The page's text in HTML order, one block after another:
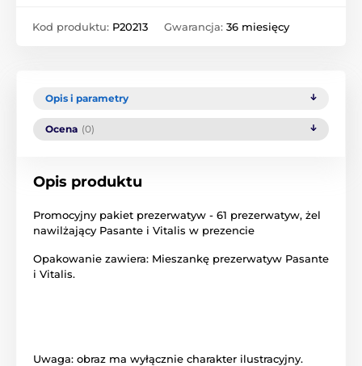
Kod produktu: P20213 Gwarancja: 36 miesięcy
Opis i parametry
Ocena (0)
Opis produktu
Promocyjny pakiet prezerwatyw - 61 prezerwatyw, żel
nawilżający Pasante i Vitalis w prezencie
Opakowanie zawiera: Mieszankę prezerwatyw Pasante
i Vitalis.
Uwaga: obraz ma wyłącznie charakter ilustracyjny.